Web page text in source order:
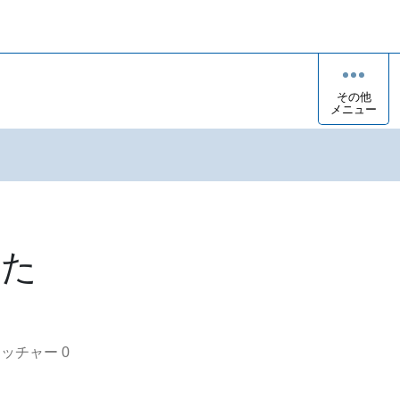
その他
メニュー
チャー 0